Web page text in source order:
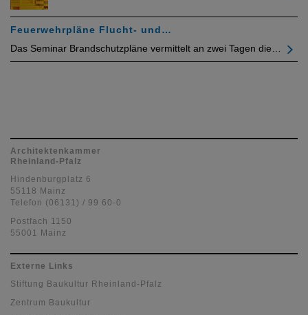
Feuerwehrpläne Flucht- und…
Das Seminar Brandschutzpläne vermittelt an zwei Tagen die…
Architektenkammer
Rheinland-Pfalz
Hindenburgplatz 6
55118 Mainz
Telefon (06131) / 99 60-0
Postfach 1150
55001 Mainz
Externe Links
Stiftung Baukultur Rheinland-Pfalz
Zentrum Baukultur